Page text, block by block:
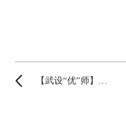
【武设“优”师】教学质量优秀奖一等奖：郭永爱——打造“热气腾腾”的思政课，让学生学习热情“火”起来